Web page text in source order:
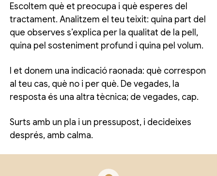
Escoltem què et preocupa i què esperes del
tractament. Analitzem el teu teixit: quina part del
que observes s’explica per la qualitat de la pell,
quina pel sosteniment profund i quina pel volum.
I et donem una indicació raonada: què correspon
al teu cas, què no i per què. De vegades, la
resposta és una altra tècnica; de vegades, cap.
Surts amb un pla i un pressupost, i decideixes
després, amb calma.